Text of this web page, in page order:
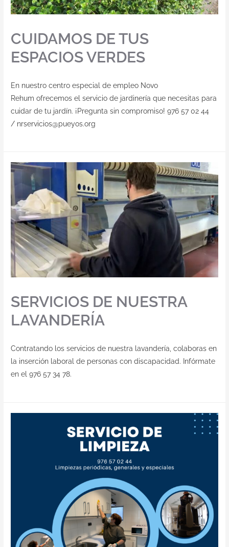
CUIDAMOS DE TUS
ESPACIOS VERDES
En nuestro centro especial de empleo Novo
Rehum ofrecemos el servicio de jardinería que necesitas para
cuidar de tu jardín. ¡Pregunta sin compromiso! 976 57 02 44
/ nrservicios@pueyos.org
SERVICIOS DE NUESTRA
LAVANDERÍA
Contratando los servicios de nuestra lavandería, colaboras en
la inserción laboral de personas con discapacidad. Infórmate
en el 976 57 34 78.